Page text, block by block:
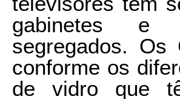
gabinetes e
segregados.
conforme os
de vidro que